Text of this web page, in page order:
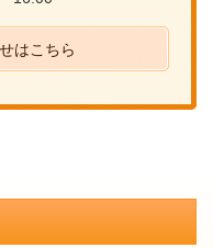
はこちら